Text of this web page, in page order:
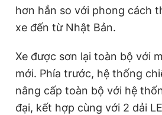
Tổng biên tập: Nguyễn Ngọc Toàn
Phó tổng biên tập thường trực: Hải
Phó tổng biên tập: Lâm Hiếu Dũng
Tổng thư ký tòa soạn: Đức Trung
Giấy phép xuất bản số 110/GP - BTTTT
© 2003-2026 Bản quyền thuộc về Báo
chép dưới mọi hình thức nếu không có
bản. Phát triển bởi ePi Technologies,
hơn hẳn so với phong cách
xe đến từ Nhật Bản.
Xe được sơn lại toàn bộ với
mới. Phía trước, hệ thống
nâng cấp toàn bộ với hệ
đại, kết hợp cùng với 2 dải